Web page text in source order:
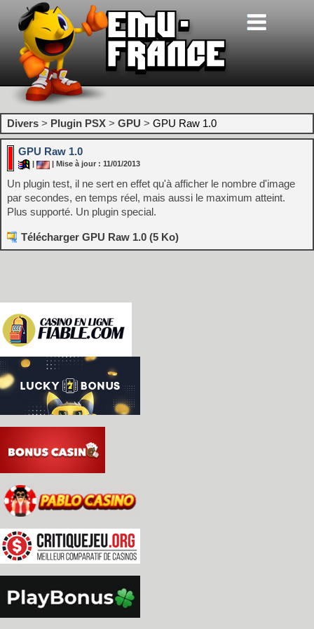
Divers > Plugin PSX > GPU > GPU Raw 1.0
GPU Raw 1.0
| Mise à jour : 11/01/2013
Un plugin test, il ne sert en effet qu'à afficher le nombre d'image
par secondes, en temps réel, mais aussi le maximum atteint.
Plus supporté. Un plugin special.
Télécharger GPU Raw 1.0 (5 Ko)